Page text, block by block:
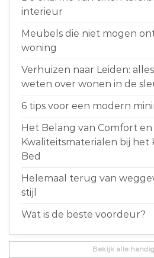
interieur
Meubels die niet mogen
woning
Verhuizen naar Leiden:
weten over wonen in de
6 tips voor een modern
Het Belang van Comfort en
Kwaliteitsmaterialen bij het
Bed
Helemaal terug van
stijl
Wat is de beste voordeur?
Bekijk alle